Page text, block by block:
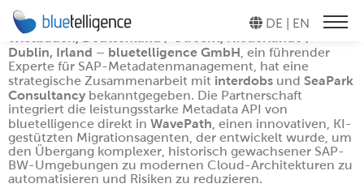
DE | EN
PRODUKTE
ENTERPRISE GLOSSARY
METADATA API
DOCU PERFORMER
Automatisieren Sie Ihre
technische SAP-
Dokumentation!
SYSTEM SCOUT
Analysieren und pflegen
Sie Ihre
Wiesbaden, Deutschland / Utrecht, Niederlande /
Dublin, Irland – bluetelligence GmbH , ein führender
Experte für SAP-Metadatenmanagement, hat eine
strategische Zusammenarbeit mit interdobs und SeaPark
Consultancy bekanntgegeben. Die Partnerschaft
integriert die leistungsstarke Metadata API von
bluetelligence direkt in WavePath , einen innovativen, KI-
gestützten Migrationsagenten, der entwickelt wurde, um
den Übergang komplexer, historisch gewachsener SAP-
BW-Umgebungen zu modernen Cloud-Architekturen zu
automatisieren und Risiken zu reduzieren.